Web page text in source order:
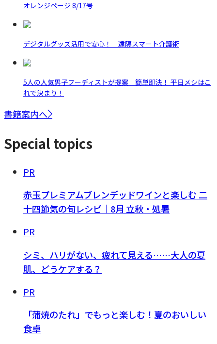
オレンジページ 8/17号
デジタルグッズ活用で安心！ 遠隔スマート介護術
5人の人気男子フーディストが提案 簡単即決！ 平日メシはこ
れで決まり！
書籍案内へ
Special topics
PR
赤玉プレミアムブレンデッドワインと楽しむ 二
十四節気の旬レシピ｜8月 立秋・処暑
PR
シミ、ハリがない、疲れて見える……大人の夏
肌、どうケアする？
PR
「蒲焼のたれ」でもっと楽しむ！夏のおいしい
食卓